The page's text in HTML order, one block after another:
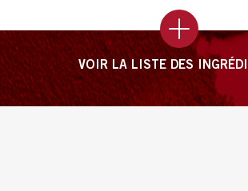
VOIR LA LISTE DES